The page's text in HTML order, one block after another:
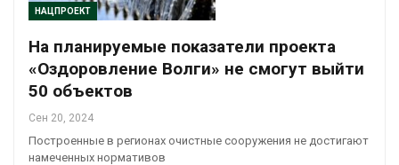
НАЦПРОЕКТ
На планируемые показатели проекта
«Оздоровление Волги» не смогут выйти
50 объектов
Сен 20, 2024
Построенные в регионах очистные сооружения не достигают
намеченных нормативов